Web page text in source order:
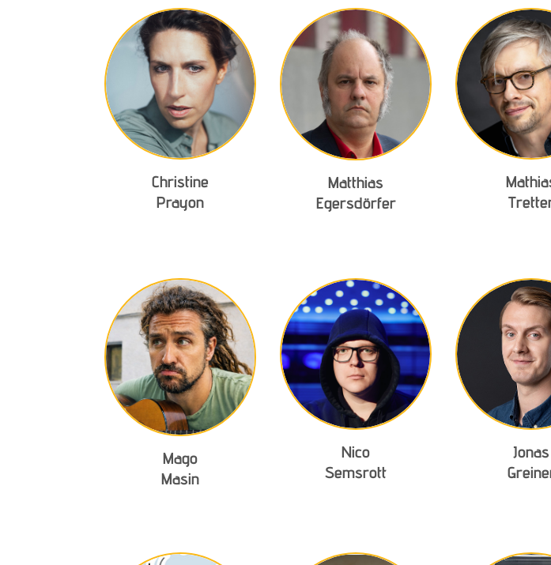
Christine
Prayon
Matthias
Egersdörfer
Mago
Masin
Nico
Semsrott
Jonas